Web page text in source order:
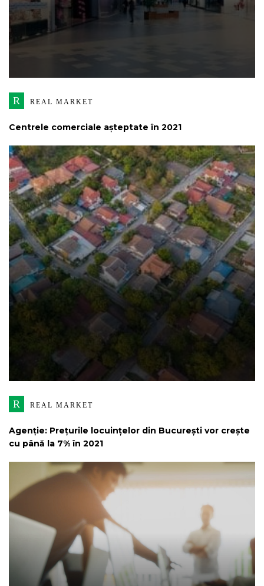
R REAL MARKET
Centrele comerciale așteptate în 2021
R REAL MARKET
Agenție: Prețurile locuințelor din București vor crește
cu până la 7% în 2021